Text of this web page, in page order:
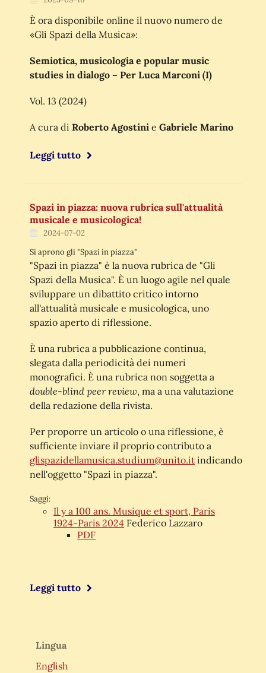
È ora disponibile online il nuovo numero de
«Gli Spazi della Musica»:
Semiotica, musicologia e popular music
studies in dialogo – Per Luca Marconi (I)
Vol. 13 (2024)
A cura di Roberto Agostinie Gabriele Marino
Leggi tutto
Spazi in piazza: nuova rubrica sull'attualità
musicale e musicologica!
2024-07-02
Si aprono gli "Spazi in piazza"
"Spazi in piazza" è la nuova rubrica de "Gli
Spazi della Musica". È un luogo agile nel quale
sviluppare un dibattito critico intorno
all'attualità musicale e musicologica, uno
spazio aperto di riflessione.
È una rubrica a pubblicazione continua,
slegata dalla periodicità dei numeri
monografici. È una rubrica non soggetta a
double-blind peer review, ma a una valutazione
della redazione della rivista.
Per proporre un articolo o una riflessione, è
sufficiente inviare il proprio contributo a
glispazidellamusica.studium@unito.itindicando
nell'oggetto "Spazi in piazza".
Saggi:
Il y a 100 ans. Musique et sport, Paris
1924-Paris 2024Federico Lazzaro
PDF
Leggi tutto
Lingua
English